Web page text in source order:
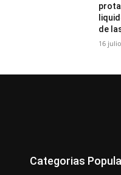
de
16
Categorias